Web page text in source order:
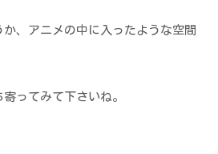
か、アニメの中に入ったような空間
ってみて下さいね。